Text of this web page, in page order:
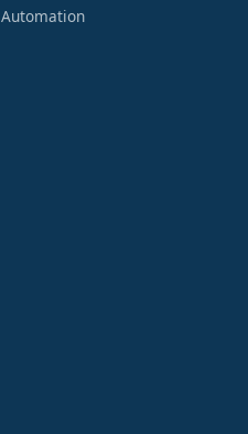
Automation